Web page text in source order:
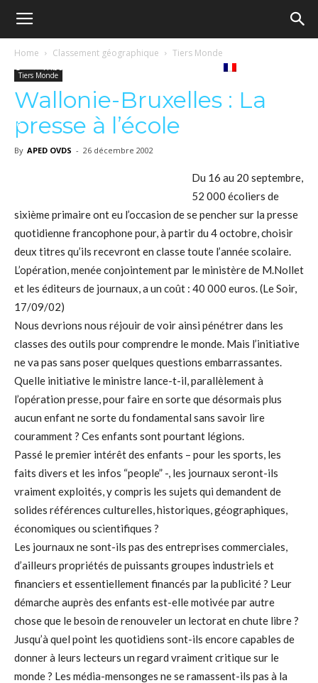
Ecole
démocratique
school
Tribunes
Home Classement géographique Tiers Monde
Tiers Monde
Wallonie-Bruxelles : La
presse à l’école
By APED OVDS - 26 décembre 2002
Du 16 au 20 septembre,
52 000 écoliers de
sixième primaire ont eu l’occasion de se pencher sur la presse
quotidienne francophone pour, à partir du 4 octobre, choisir
deux titres qu’ils recevront en classe toute l’année scolaire.
L’opération, menée conjointement par le ministère de M.Nollet
et les éditeurs de journaux, a un coût : 40 000 euros. (Le Soir,
17/09/02)
Nous devrions nous réjouir de voir ainsi pénétrer dans les
classes des outils pour comprendre le monde. Mais l’initiative
ne va pas sans poser quelques questions embarrassantes.
Quelle initiative le ministre lance-t-il, parallèlement à
l’opération presse, pour faire en sorte que désormais plus
aucun enfant ne sorte du fondamental sans savoir lire
couramment ? Ces enfants sont pourtant légions.
Passé le premier intérêt des enfants – pour les sports, les
faits divers et les infos “people” -, les journaux seront-ils
vraiment exploités, y compris les sujets qui demandent de
solides références culturelles, historiques, géographiques,
économiques ou scientifiques ?
Les journaux ne sont-ils pas des entreprises commerciales,
d’ailleurs propriétés de puissants groupes industriels et
financiers et essentiellement financés par la publicité ? Leur
démarche auprès des enfants est-elle motivée par autre
chose que le besoin de renouveler un lectorat en chute libre ?
Jusqu’à quel point les quotidiens sont-ils encore capables de
donner à leurs lecteurs un regard vraiment critique sur le
monde ? Les média-mensonges ne se ramassent-ils pas à la